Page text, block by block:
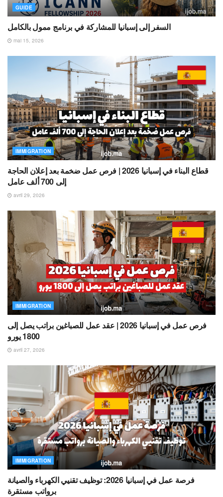
GUIDE
السفر إلى إسبانيا للمشاركة في برنامج ممول بالكامل
mai 15, 2026
IMMIGRATION
قطاع البناء في إسبانيا 2026 | فرص عمل ضخمة بعد إعلان الحاجة
إلى 700 ألف عامل
avril 29, 2026
IMMIGRATION
فرص عمل في إسبانيا 2026 | عقد عمل للصباغين براتب يصل إلى
1800 يورو
avril 27, 2026
IMMIGRATION
فرصة عمل في إسبانيا 2026: توظيف تقنيي الكهرباء والصيانة
برواتب مستقرة